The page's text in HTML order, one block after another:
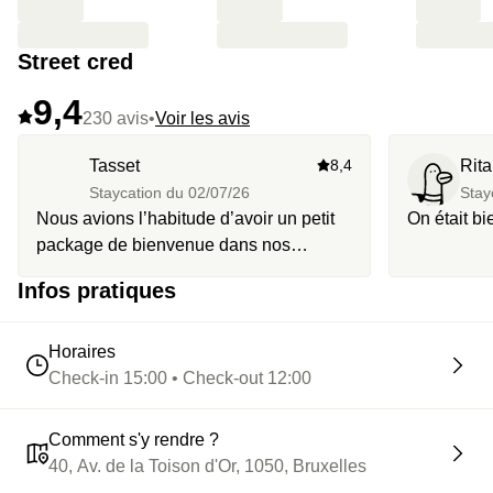
Street cred
9,4230 avis•Voir les avis
Tasset
Staycation du 02/07/26
8,4
Nous avions l’habitude d’avoir un petit
package de bienvenue dans nos
un peu déçu de ne pas le retrouver. En
toujours très reactive pour répondre à
nos diverses interrogations.
Rita
On était
Infos pratiques
Horaires
Check-in 15:00 • Check-out 12:00
Comment s'y rendre ?
40, Av. de la Toison d'Or, 1050, Bruxelles